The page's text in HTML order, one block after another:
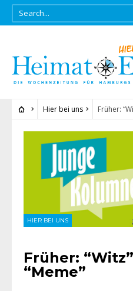
Hier bei uns Früher:
HIER BEI UNS
Früher:
“Meme”